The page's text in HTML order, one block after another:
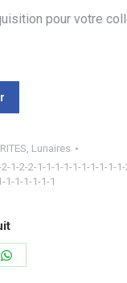
pour votre
, Lunaires
1-2-2-1-1-1-1-1-1-1-1-1-
1-1-1-1-1-1